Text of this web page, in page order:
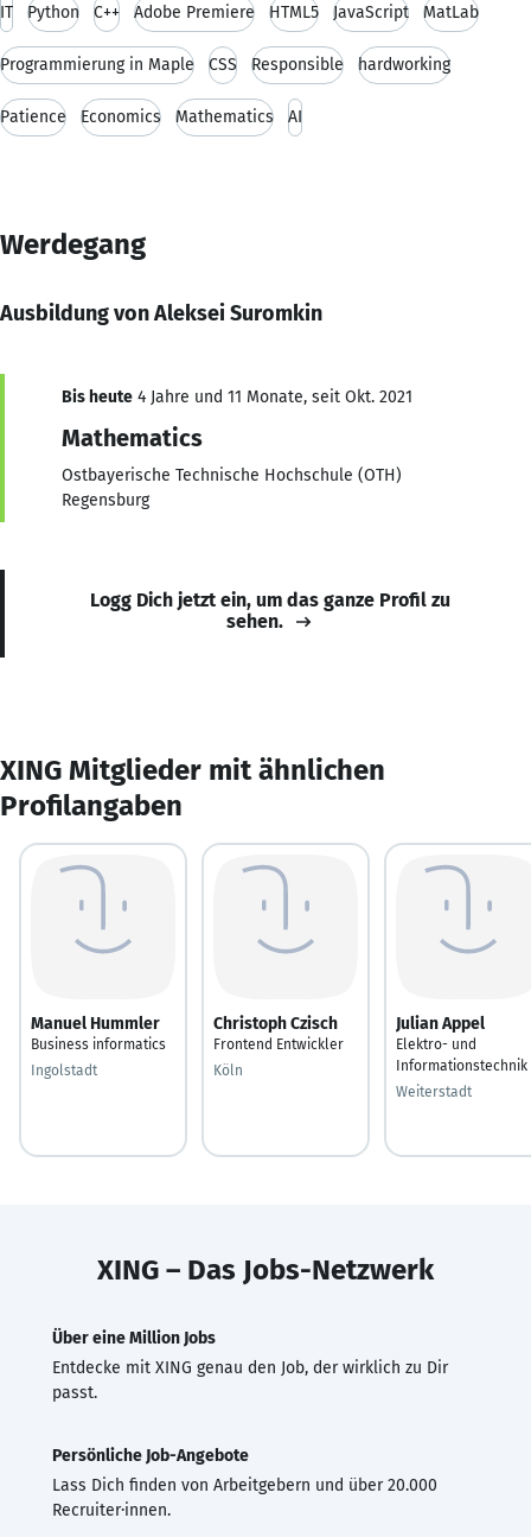
IT Python C++ Adobe Premiere HTML5 JavaScript MatLab
Programmierung in Maple CSS Responsible hardworking
Patience Economics Mathematics AI
Werdegang
Ausbildung von Aleksei Suromkin
Bis heute 4 Jahre und 11 Monate, seit Okt. 2021
Mathematics
Ostbayerische Technische Hochschule (OTH)
Regensburg
Logg Dich jetzt ein, um das ganze Profil zu
sehen.
XING Mitglieder mit ähnlichen
Profilangaben
Manuel Hummler
Business informatics
Ingolstadt
Christoph Czisch
Frontend Entwickler
Köln
Julian Appel
Elektro- und
Informationstechnik
Weiterstadt
XING – Das Jobs-Netzwerk
Über eine Million Jobs
Entdecke mit XING genau den Job, der wirklich zu Dir
passt.
Persönliche Job-Angebote
Lass Dich finden von Arbeitgebern und über 20.000
Recruiter·innen.